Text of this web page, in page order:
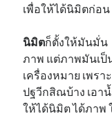
เพื่อให้ได้นิมิตก่อน
นิมิตก็ตั้งให้มันมั่น
ภาพ แต่ภาพมันเป็
เครื่องหมาย เพร
ปฐวีกสิณบ้าง เอาน้
ให้ได้นิมิต ได้ภาพ